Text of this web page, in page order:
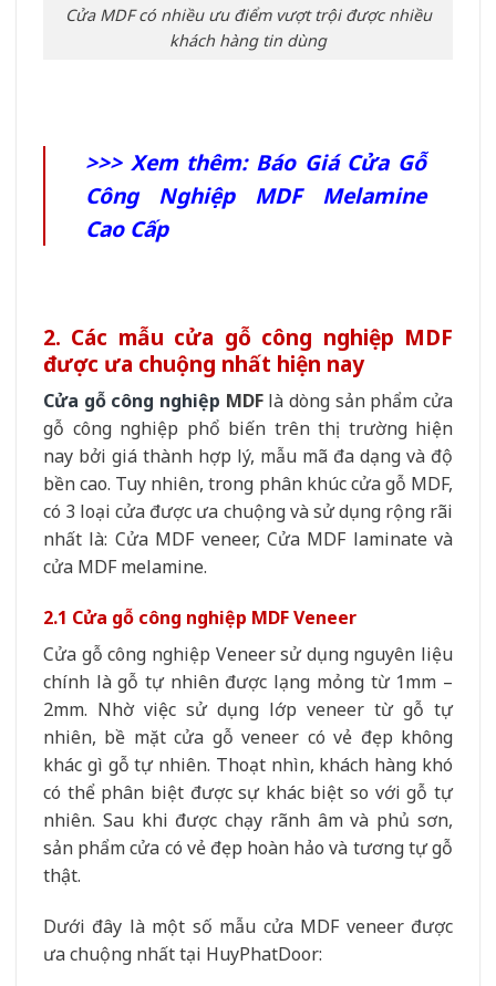
Cửa MDF có nhiều ưu điểm vượt trội được nhiều
khách hàng tin dùng
>>> Xem thêm: Báo Giá Cửa Gỗ
Công Nghiệp MDF Melamine
Cao Cấp
2. Các mẫu cửa gỗ công nghiệp MDF
được ưa chuộng nhất hiện nay
Cửa gỗ công nghiệp MDFlà dòng sản phẩm cửa
gỗ công nghiệp phổ biến trên thị trường hiện
nay bởi giá thành hợp lý, mẫu mã đa dạng và độ
bền cao. Tuy nhiên, trong phân khúc cửa gỗ MDF,
có 3 loại cửa được ưa chuộng và sử dụng rộng rãi
nhất là: Cửa MDF veneer, Cửa MDF laminate và
cửa MDF melamine.
2.1 Cửa gỗ công nghiệp MDF Veneer
Cửa gỗ công nghiệp Veneer sử dụng nguyên liệu
chính là gỗ tự nhiên được lạng mỏng từ 1mm –
2mm. Nhờ việc sử dụng lớp veneer từ gỗ tự
nhiên, bề mặt cửa gỗ veneer có vẻ đẹp không
khác gì gỗ tự nhiên. Thoạt nhìn, khách hàng khó
có thể phân biệt được sự khác biệt so với gỗ tự
nhiên. Sau khi được chạy rãnh âm và phủ sơn,
sản phẩm cửa có vẻ đẹp hoàn hảo và tương tự gỗ
thật.
Dưới đây là một số mẫu cửa MDF veneer được
ưa chuộng nhất tại HuyPhatDoor: